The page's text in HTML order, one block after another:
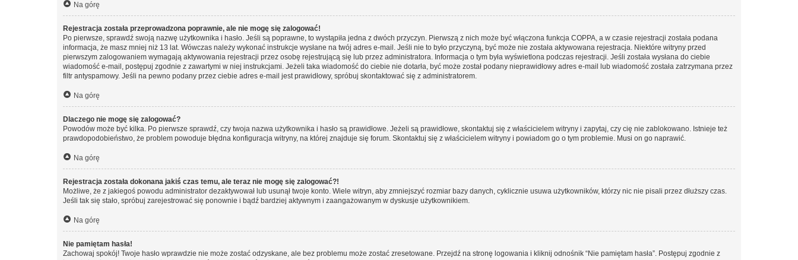
Na górę
Rejestracja została przeprowadzona poprawnie, ale nie mogę się zalogować!
Po pierwsze, sprawdź swoją nazwę użytkownika i hasło. Jeśli są poprawne, to wystąpiła jedna z dwóch przyczyn. Pierwszą z nich może być włączona funkcja COPPA, a w czasie rejestracji została podana
informacja, że masz mniej niż 13 lat. Wówczas należy wykonać instrukcje wysłane na twój adres e-mail. Jeśli nie to było przyczyną, być może nie została aktywowana rejestracja. Niektóre witryny przed
pierwszym zalogowaniem wymagają aktywowania rejestracji przez osobę rejestrującą się lub przez administratora. Informacja o tym była wyświetlona podczas rejestracji. Jeśli została wysłana do ciebie
wiadomość e-mail, postępuj zgodnie z zawartymi w niej instrukcjami. Jeżeli taka wiadomość do ciebie nie dotarła, być może został podany nieprawidłowy adres e-mail lub wiadomość została zatrzymana przez
filtr antyspamowy. Jeśli na pewno podany przez ciebie adres e-mail jest prawidłowy, spróbuj skontaktować się z administratorem.
Na górę
Dlaczego nie mogę się zalogować?
Powodów może być kilka. Po pierwsze sprawdź, czy twoja nazwa użytkownika i hasło są prawidłowe. Jeżeli są prawidłowe, skontaktuj się z właścicielem witryny i zapytaj, czy cię nie zablokowano. Istnieje też
prawdopodobieństwo, że problem powoduje błędna konfiguracja witryny, na której znajduje się forum. Skontaktuj się z właścicielem witryny i powiadom go o tym problemie. Musi on go naprawić.
Na górę
Rejestracja została dokonana jakiś czas temu, ale teraz nie mogę się zalogować?!
Możliwe, że z jakiegoś powodu administrator dezaktywował lub usunął twoje konto. Wiele witryn, aby zmniejszyć rozmiar bazy danych, cyklicznie usuwa użytkowników, którzy nic nie pisali przez dłuższy czas.
Jeśli tak się stało, spróbuj zarejestrować się ponownie i bądź bardziej aktywnym i zaangażowanym w dyskusje użytkownikiem.
Na górę
Nie pamiętam hasła!
Zachowaj spokój! Twoje hasło wprawdzie nie może zostać odzyskane, ale bez problemu może zostać zresetowane. Przejdź na stronę logowania i kliknij odnośnik “Nie pamiętam hasła”. Postępuj zgodnie z